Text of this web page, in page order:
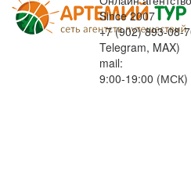
Since 2007
+7 (902) 893-08-
Telegram, MAX)
mail:
9:00-19:00 (МСК)